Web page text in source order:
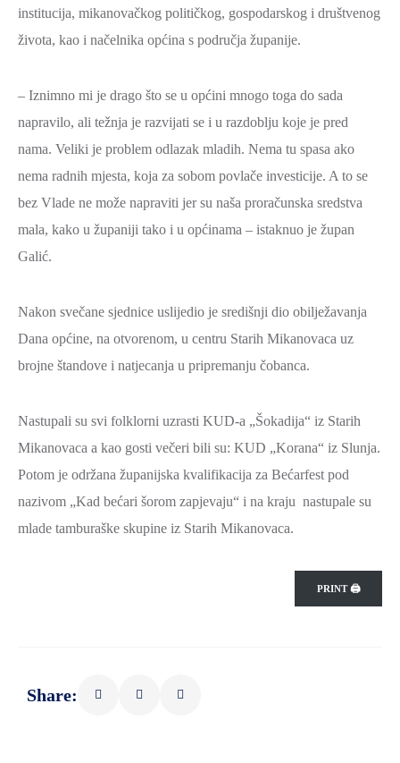
institucija, mikanovačkog političkog, gospodarskog i društvenog
života, kao i načelnika općina s područja županije.
– Iznimno mi je drago što se u općini mnogo toga do sada
napravilo, ali težnja je razvijati se i u razdoblju koje je pred
nama. Veliki je problem odlazak mladih. Nema tu spasa ako
nema radnih mjesta, koja za sobom povlače investicije. A to se
bez Vlade ne može napraviti jer su naša proračunska sredstva
mala, kako u županiji tako i u općinama – istaknuo je župan
Galić.
Nakon svečane sjednice uslijedio je središnji dio obilježavanja
Dana općine, na otvorenom, u centru Starih Mikanovaca uz
brojne štandove i natjecanja u pripremanju čobanca.
Nastupali su svi folklorni uzrasti KUD-a „Šokadija“ iz Starih
Mikanovaca a kao gosti večeri bili su: KUD „Korana“ iz Slunja.
Potom je održana županijska kvalifikacija za Bećarfest pod
nazivom „Kad bećari šorom zapjevaju“ i na kraju nastupale su
mlade tamburaške skupine iz Starih Mikanovaca.
PRINT 🖨
Share: